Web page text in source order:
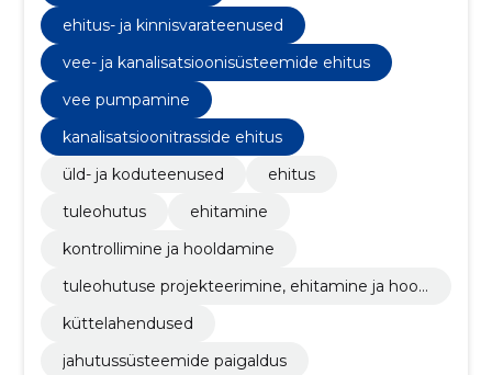
ehitus- ja kinnisvarateenused
vee- ja kanalisatsioonisüsteemide ehitus
vee pumpamine
kanalisatsioonitrasside ehitus
üld- ja koduteenused
ehitus
tuleohutus
ehitamine
kontrollimine ja hooldamine
tuleohutuse projekteerimine, ehitamine ja hool
küttelahendused
jahutussüsteemide paigaldus